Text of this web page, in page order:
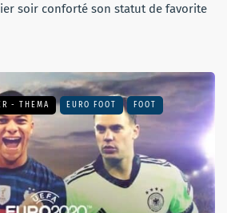
soir conforté son statut de favorite
- THEMA EURO FOOT FOOT